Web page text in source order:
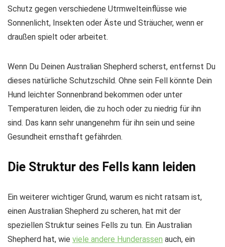
Schutz gegen verschiedene Utrmwelteinflüsse wie
Sonnenlicht, Insekten oder Äste und Sträucher, wenn er
draußen spielt oder arbeitet.
Wenn Du Deinen Australian Shepherd scherst, entfernst Du
dieses natürliche Schutzschild. Ohne sein Fell könnte Dein
Hund leichter Sonnenbrand bekommen oder unter
Temperaturen leiden, die zu hoch oder zu niedrig für ihn
sind. Das kann sehr unangenehm für ihn sein und seine
Gesundheit ernsthaft gefährden.
Die Struktur des Fells kann leiden
Ein weiterer wichtiger Grund, warum es nicht ratsam ist,
einen Australian Shepherd zu scheren, hat mit der
speziellen Struktur seines Fells zu tun. Ein Australian
Shepherd hat, wie viele andere Hunderassen auch, ein